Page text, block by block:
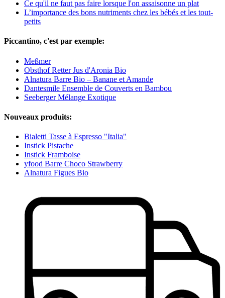
Ce qu'il ne faut pas faire lorsque l'on assaisonne un plat
L’importance des bons nutriments chez les bébés et les tout-
petits
Piccantino, c'est par exemple:
Meßmer
Obsthof Retter Jus d'Aronia Bio
Alnatura Barre Bio – Banane et Amande
Dantesmile Ensemble de Couverts en Bambou
Seeberger Mélange Exotique
Nouveaux produits:
Bialetti Tasse à Espresso "Italia"
Instick Pistache
Instick Framboise
yfood Barre Choco Strawberry
Alnatura Figues Bio